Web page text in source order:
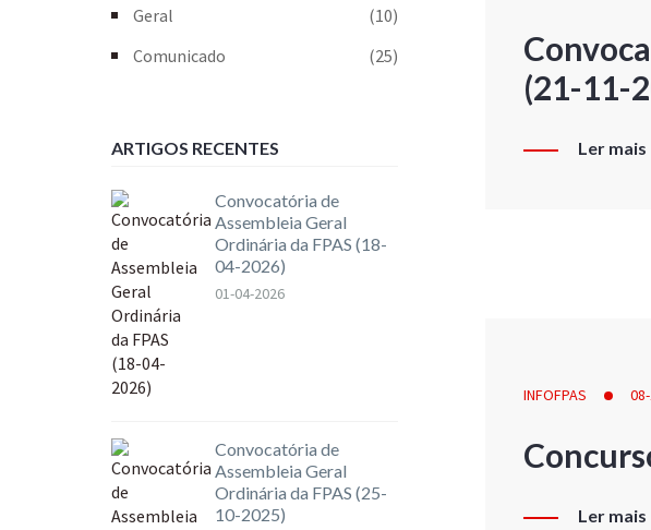
(21-11-
Ler mais
INFOFPAS
Ler mais
Geral
(10)
Comunicado
(25)
ARTIGOS RECENTES
Convocatória de
Assembleia Geral
Ordinária da FPAS (18-
04-2026)
01-04-2026
Convocatória de
Assembleia Geral
Ordinária da FPAS (25-
10-2025)